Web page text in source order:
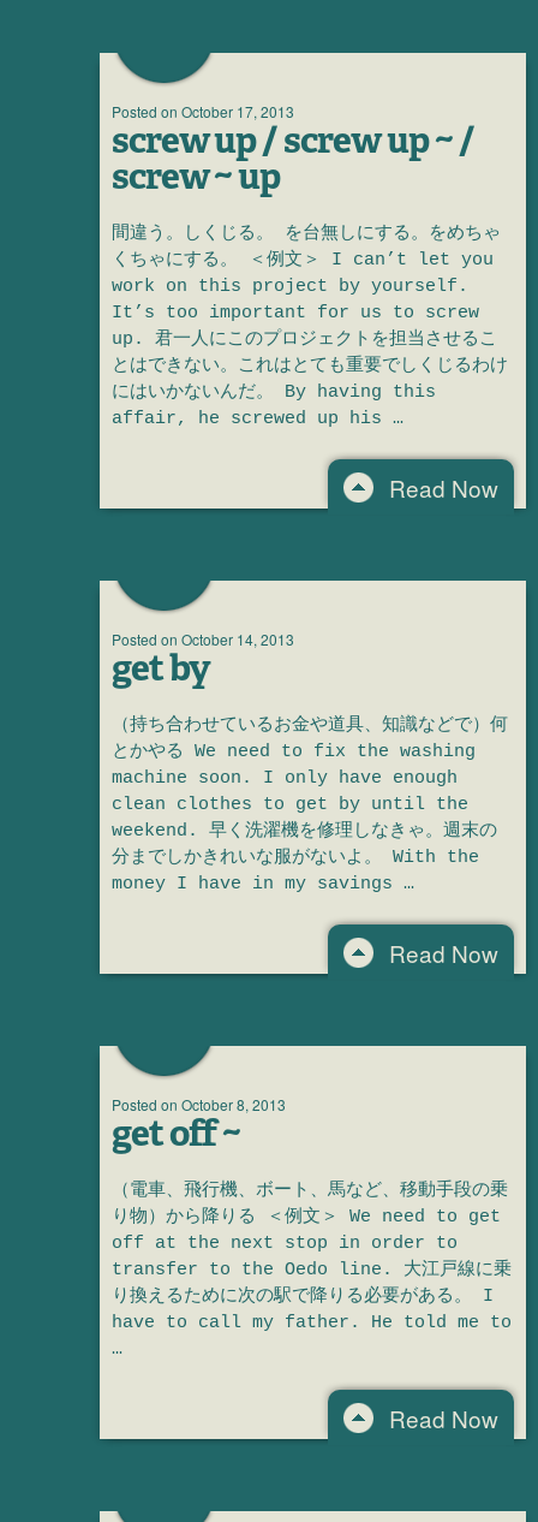
Posted on October 17, 2013
screw up / screw up ~ /
screw ~ up
間違う。しくじる。 を台無しにする。をめちゃ
くちゃにする。 ＜例文＞ I can’t let you
work on this project by yourself.
It’s too important for us to screw
up. 君一人にこのプロジェクトを担当させるこ
とはできない。これはとても重要でしくじるわけ
にはいかないんだ。 By having this
affair, he screwed up his …
Read Now
Posted on October 14, 2013
get by
（持ち合わせているお金や道具、知識などで）何
とかやる We need to fix the washing
machine soon. I only have enough
clean clothes to get by until the
weekend. 早く洗濯機を修理しなきゃ。週末の
分までしかきれいな服がないよ。 With the
money I have in my savings …
Read Now
Posted on October 8, 2013
get off ~
（電車、飛行機、ボート、馬など、移動手段の乗
り物）から降りる ＜例文＞ We need to get
off at the next stop in order to
transfer to the Oedo line. 大江戸線に乗
り換えるために次の駅で降りる必要がある。 I
have to call my father. He told me to
…
Read Now